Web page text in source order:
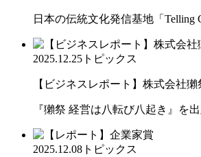
日本の伝統文化発信基地「Telling
2025.12.25 トピックス
【ビジネスレポート】株式会社
『獺祭 経営は八転び八起き』を
2025.12.08 トピックス